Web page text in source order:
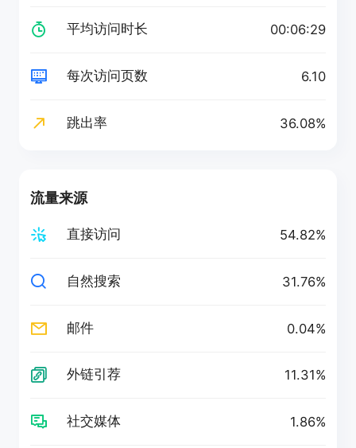
平均访问时长 00:06:29
每次访问页数 6.10
跳出率 36.08%
流量来源
直接访问 54.82%
自然搜索 31.76%
邮件 0.04%
外链引荐 11.31%
社交媒体 1.86%